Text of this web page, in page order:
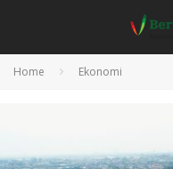
Home Ekonomi